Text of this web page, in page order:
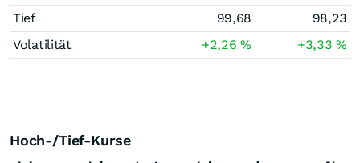
Tief
99,68
98,23
Volatilität
+2,26% +3,33%
Hoch-/Tief-Kurse